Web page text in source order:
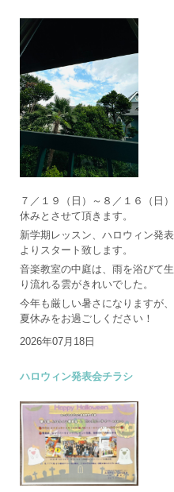
７／１９（日）～８／１６（日
休みとさせて頂きます。
新学期レッスン、ハロウィン発
よりスタート致します。
音楽教室の中庭は、雨を浴びて
り流れる雲がきれいでした。
今年も厳しい暑さになりますが
夏休みをお過ごしください！
2026年07月18日
ハロウィン発表会チラシ